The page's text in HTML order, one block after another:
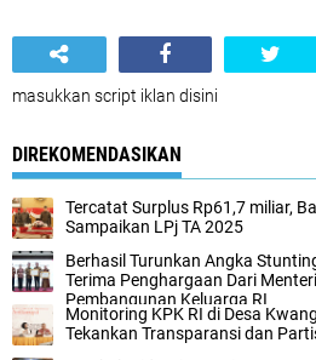
masukkan script iklan disini
DIREKOMENDASIKAN
Tercatat Surplus Rp61,7 miliar,
Sampaikan LPj TA 2025
Berhasil Turunkan Angka
Terima Penghargaan Dari
Pembangunan Keluarga RI
Monitoring KPK RI di Desa
Tekankan Transparansi dan